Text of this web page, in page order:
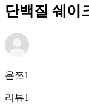
단백질 쉐이
욘쯔1
리뷰1